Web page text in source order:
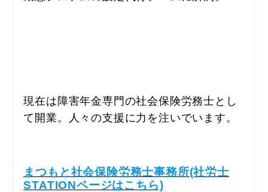
現在は障害年金専門の社会保険労務士とし
て開業。人々の支援に力を注いでいます。
まつもと社会保険労務士事務所(社労士
STATIONページはこちら)